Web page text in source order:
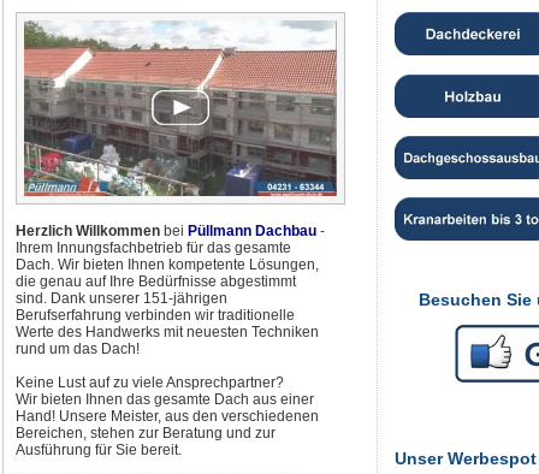
Herzlich Willkommen bei Püllmann Dachbau -
Ihrem Innungsfachbetrieb für das gesamte
Dach. Wir bieten Ihnen kompetente Lösungen,
die genau auf Ihre Bedürfnisse abgestimmt
sind. Dank unserer 151-jährigen
Berufserfahrung verbinden wir traditionelle
Werte des Handwerks mit neuesten Techniken
rund um das Dach!
Keine Lust auf zu viele Ansprechpartner?
Wir bieten Ihnen das gesamte Dach aus einer
Hand! Unsere Meister, aus den verschiedenen
Bereichen, stehen zur Beratung und zur
Ausführung für Sie bereit.
Besuchen
Unser Werbespot